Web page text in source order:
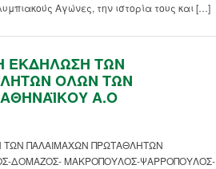
Αγώνες, την ιστορία τους και […]
ΕΚΔΗΛΩΣΗ ΤΩΝ
ΟΛΩΝ ΤΩΝ
Α.Ο
ΤΩΝ ΠΑΛΑΙΜΑΧΩΝ ΠΡΩΤΑΘΛΗΤΩΝ
ΔΟΜΑΖΟΣ- ΜΑΚΡΟΠΟΥΛΟΣ-ΨΑΡΡΟΠΟΥΛΟΣ-